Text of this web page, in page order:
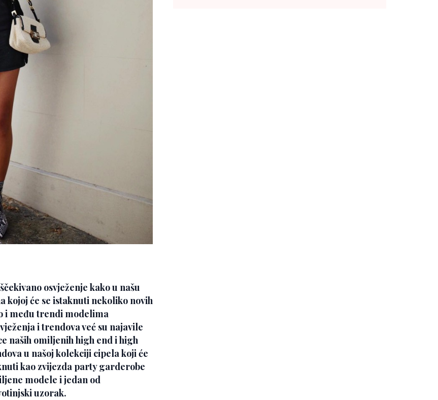
osvježenje kako u našu
kojoj će se istaknuti nekoliko novih
i među trendi modelima
i trendova već su najavile
naših omiljenih high end i high
u našoj kolekciji cipela koji će
kao zvijezda party garderobe
modele i jedan od
uzorak.